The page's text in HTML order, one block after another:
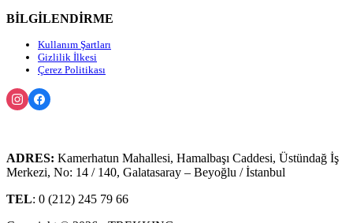
BİLGİLENDİRME
Kullanım Şartları
Gizlilik İlkesi
Çerez Politikası
ADRES: Kamerhatun Mahallesi, Hamalbaşı Caddesi, Üstündağ İş
Merkezi, No: 14 / 140, Galatasaray – Beyoğlu / İstanbul
TEL: 0 (212) 245 79 66